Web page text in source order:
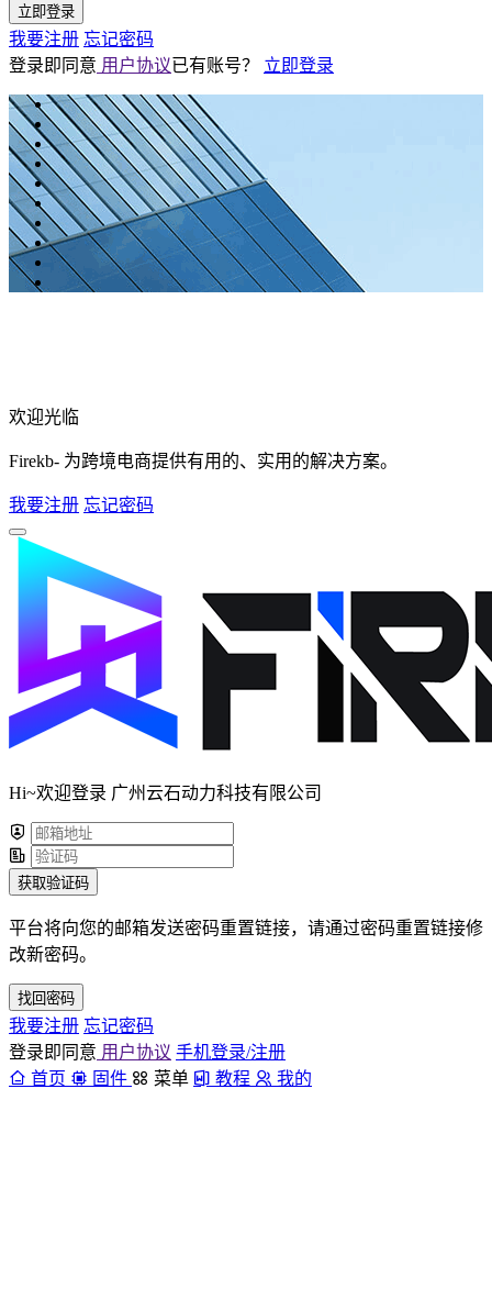
立即登录
我要注册 忘记密码
登录即同意 用户协议已有账号？ 立即登录
欢迎光临
Firekb- 为跨境电商提供有用的、实用的解决方案。
我要注册 忘记密码
Hi~欢迎登录 广州云石动力科技有限公司
获取验证码
平台将向您的邮箱发送密码重置链接，请通过密码重置链接修
改新密码。
找回密码
我要注册 忘记密码
登录即同意 用户协议 手机登录/注册
首页
固件 菜单 教程 我的